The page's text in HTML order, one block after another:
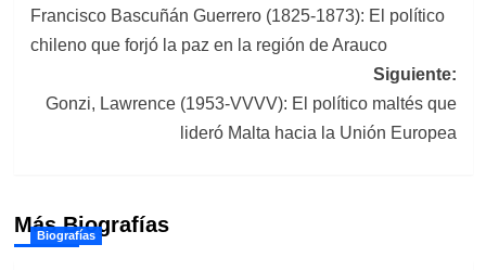
de
Francisco Bascuñán Guerrero (1825-1873): El político
chileno que forjó la paz en la región de Arauco
Siguiente:
Gonzi, Lawrence (1953-VVVV): El político maltés que
lideró Malta hacia la Unión Europea
Más Biografías
Biografías